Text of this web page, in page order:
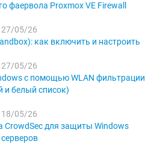
фаервола Proxmox VE Firewall
27/05/26
как включить и настроить
27/05/26
с помощью WLAN фильтрации
и белый список)
18/05/26
CrowdSec для защиты Windows
серверов